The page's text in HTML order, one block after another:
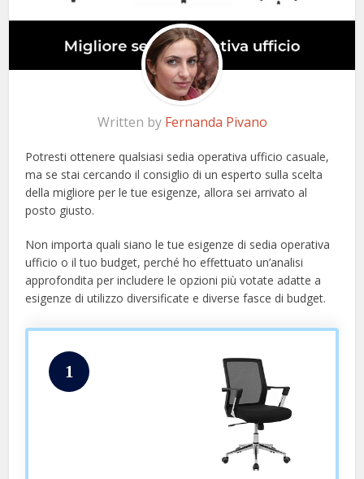
Written by Fernanda Pivano
Potresti ottenere qualsiasi sedia operativa ufficio casuale,
ma se stai cercando il consiglio di un esperto sulla scelta
della migliore per le tue esigenze, allora sei arrivato al
posto giusto.
Non importa quali siano le tue esigenze di sedia operativa
ufficio o il tuo budget, perché ho effettuato un’analisi
approfondita per includere le opzioni più votate adatte a
esigenze di utilizzo diversificate e diverse fasce di budget.
1